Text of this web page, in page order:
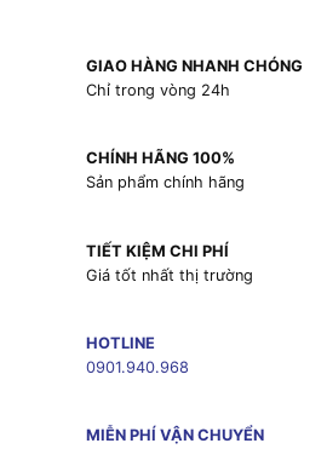
GIAO HÀNG NHANH CHÓNG
Chỉ trong vòng 24h
CHÍNH HÃNG 100%
Sản phẩm chính hãng
TIẾT KIỆM CHI PHÍ
Giá tốt nhất thị trường
HOTLINE
0901.940.968
MIỄN PHÍ VẬN CHUYỂN